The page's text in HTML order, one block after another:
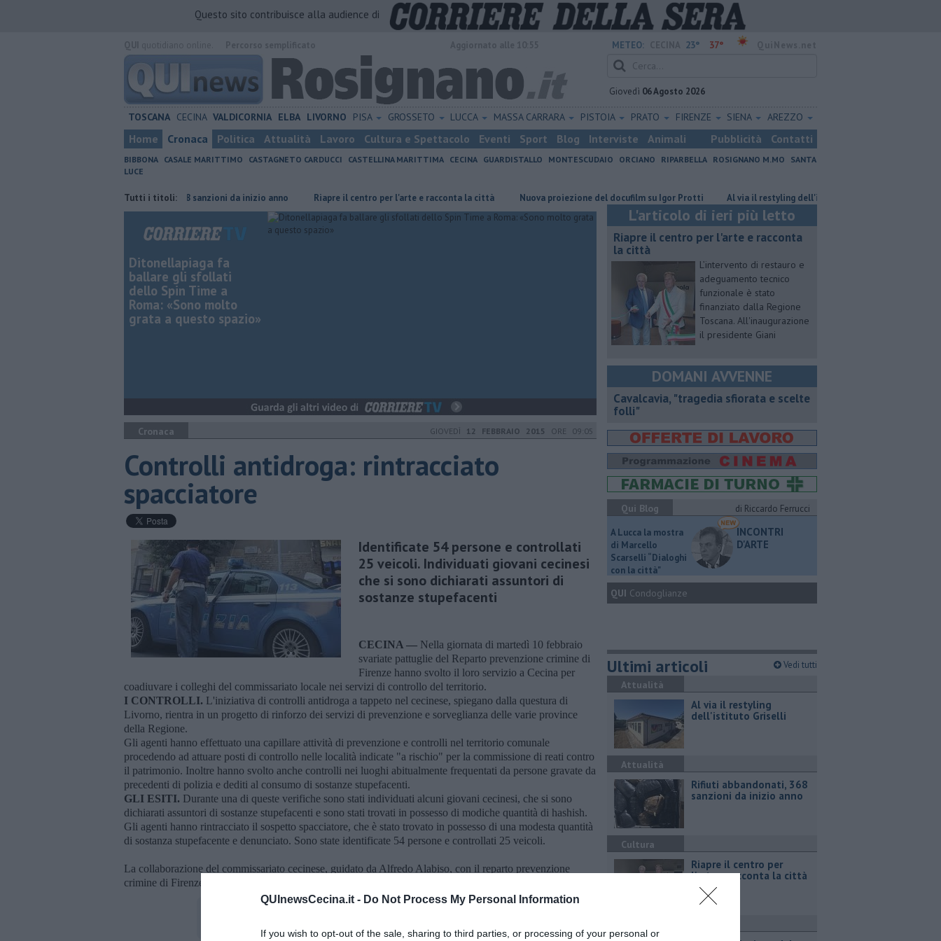
QUInewsCecina.it - Do Not Process My Personal Information
If you wish to opt-out of the sale, sharing to third parties, or processing of your personal or
Questo sito contribuisce alla audience di
METEO: 23° 37°
Giovedì 06 Agosto 2026
TOSCANA CECINA VALDICORNIA ELBA LIVORNO PISA GROSSETO LUCCA MASSA CARRARA PISTOIA PRATO FIRENZE SIENA AREZZO
Home Cronaca Politica Attualità Lavoro Cultura e Spettacolo Eventi Sport Blog Interviste Animali Pubblicità Contatti
BIBBONA CASALE MARITTIMO CASTAGNETO CARDUCCI CASTELLINA MARITTIMA CECINA GUARDISTALLO MONTESCUDAIO ORCIANO RIPARBELLA ROSIGNANO M.MO
SANTA
LUCE
Tutti i titoli:
Rifiuti abbandonati, 368 sanzioni da inizio anno Riapre il centro per l'arte e racconta la città Nuova proiezione del docufilm su Igor Protti Al via il restyling dell'istituto Griselli
Ditonellapiaga fa
ballare gli sfollati
dello Spin Time a
Roma: «Sono molto
grata a questo spazio»
Cronaca GIOVEDÌ 12 FEBBRAIO 2015 ORE 09:05
Controlli antidroga: rintracciato
spacciatore
Identificate 54 persone e controllati
25 veicoli. Individuati giovani cecinesi
che si sono dichiarati assuntori di
sostanze stupefacenti
CECINA — Nella giornata di martedì 10 febbraio
svariate pattuglie del Reparto prevenzione crimine di
Firenze hanno svolto il loro servizio a Cecina per
coadiuvare i colleghi del commissariato locale nei servizi di controllo del territorio.
I CONTROLLI. L'iniziativa di controlli antidroga a tappeto nel cecinese, spiegano dalla questura di
Livorno, rientra in un progetto di rinforzo dei servizi di prevenzione e sorveglianza delle varie province
della Regione.
Gli agenti hanno effettuato una capillare attività di prevenzione e controlli nel territorio comunale
procedendo ad attuare posti di controllo nelle località indicate "a rischio" per la commissione di reati contro
il patrimonio. Inoltre hanno svolto anche controlli nei luoghi abitualmente frequentati da persone gravate da
precedenti di polizia e dediti al consumo di sostanze stupefacenti.
GLI ESITI. Durante una di queste verifiche sono stati individuati alcuni giovani cecinesi, che si sono
dichiarati assuntori di sostanze stupefacenti e sono stati trovati in possesso di modiche quantità di hashish.
Gli agenti hanno rintracciato il sospetto spacciatore, che è stato trovato in possesso di una modesta quantità
di sostanza stupefacente e denunciato. Sono state identificate 54 persone e controllati 25 veicoli.
La collaborazione del commissariato cecinese, guidato da Alfredo Alabiso, con il reparto prevenzione
crimine di Firenze, proseguirà anche nelle prossime settimane.
L'articolo di ieri più letto
Riapre il centro per l'arte e racconta
la città
L’intervento di restauro e
adeguamento tecnico
funzionale è stato
finanziato dalla Regione
Toscana. All'inaugurazione
il presidente Giani
DOMANI AVVENNE
Cavalcavia, "tragedia sfiorata e scelte
folli"
Qui Blog
di Riccardo Ferrucci
A Lucca la mostra
di Marcello
Scarselli “Dialoghi
con la città"
INCONTRI
D'ARTE
QUI Condoglianze
Ultimi articoli Vedi tutti
Attualità
Al via il restyling
dell'istituto Griselli
Attualità
Rifiuti abbandonati, 368
sanzioni da inizio anno
Cultura
Riapre il centro per
l'arte e racconta la città